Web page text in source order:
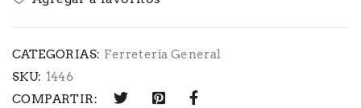
CATEGORIAS: Ferretería General
SKU: 1446
COMPARTIR: